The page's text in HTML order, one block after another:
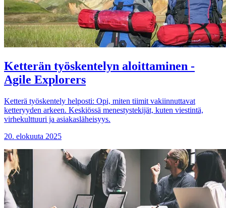
Ketterän työskentelyn aloittaminen -
Agile Explorers
Ketterä työskentely helposti: Opi, miten tiimit vakiinnuttavat
ketteryyden arkeen. Keskiössä menestystekijät, kuten viestintä,
virhekulttuuri ja asiakasläheisyys.
20. elokuuta 2025